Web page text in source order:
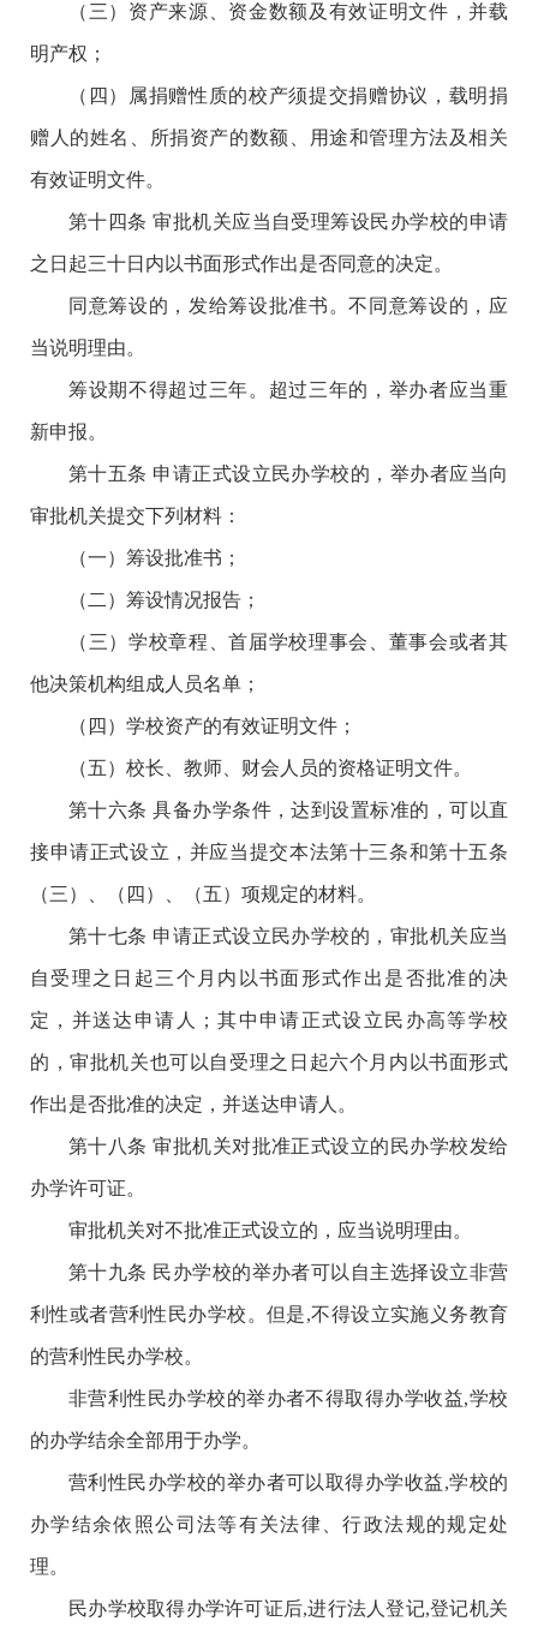
（三）资产来源、资金数额及有效证明文件，并载
明产权；
（四）属捐赠性质的校产须提交捐赠协议，载明捐
赠人的姓名、所捐资产的数额、用途和管理方法及相关
有效证明文件。
第十四条 审批机关应当自受理筹设民办学校的申请
之日起三十日内以书面形式作出是否同意的决定。
同意筹设的，发给筹设批准书。不同意筹设的，应
当说明理由。
筹设期不得超过三年。超过三年的，举办者应当重
新申报。
第十五条 申请正式设立民办学校的，举办者应当向
审批机关提交下列材料：
（一）筹设批准书；
（二）筹设情况报告；
（三）学校章程、首届学校理事会、董事会或者其
他决策机构组成人员名单；
（四）学校资产的有效证明文件；
（五）校长、教师、财会人员的资格证明文件。
第十六条 具备办学条件，达到设置标准的，可以直
接申请正式设立，并应当提交本法第十三条和第十五条
（三）、（四）、（五）项规定的材料。
第十七条 申请正式设立民办学校的，审批机关应当
自受理之日起三个月内以书面形式作出是否批准的决
定，并送达申请人；其中申请正式设立民办高等学校
的，审批机关也可以自受理之日起六个月内以书面形式
作出是否批准的决定，并送达申请人。
第十八条 审批机关对批准正式设立的民办学校发给
办学许可证。
审批机关对不批准正式设立的，应当说明理由。
第十九条 民办学校的举办者可以自主选择设立非营
利性或者营利性民办学校。但是,不得设立实施义务教育
的营利性民办学校。
非营利性民办学校的举办者不得取得办学收益,学校
的办学结余全部用于办学。
营利性民办学校的举办者可以取得办学收益,学校的
办学结余依照公司法等有关法律、行政法规的规定处
理。
民办学校取得办学许可证后,进行法人登记,登记机关